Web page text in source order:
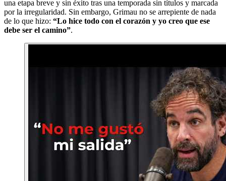
una etapa breve y sin éxito tras una temporada sin títulos y marcada
por la irregularidad. Sin embargo, Grimau no se arrepiente de nada
de lo que hizo: “Lo hice todo con el corazón y yo creo que ese
debe ser el camino”.